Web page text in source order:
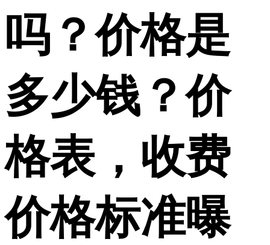
吗？价格是
多少钱？价
格表，收费
价格标准曝